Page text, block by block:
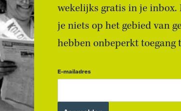
wekelijks gratis in je
je niets op het gebied van
hebben onbeperkt
E-mailadres